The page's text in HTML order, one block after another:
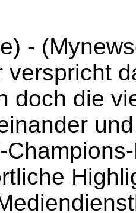
-
verspricht
doch die